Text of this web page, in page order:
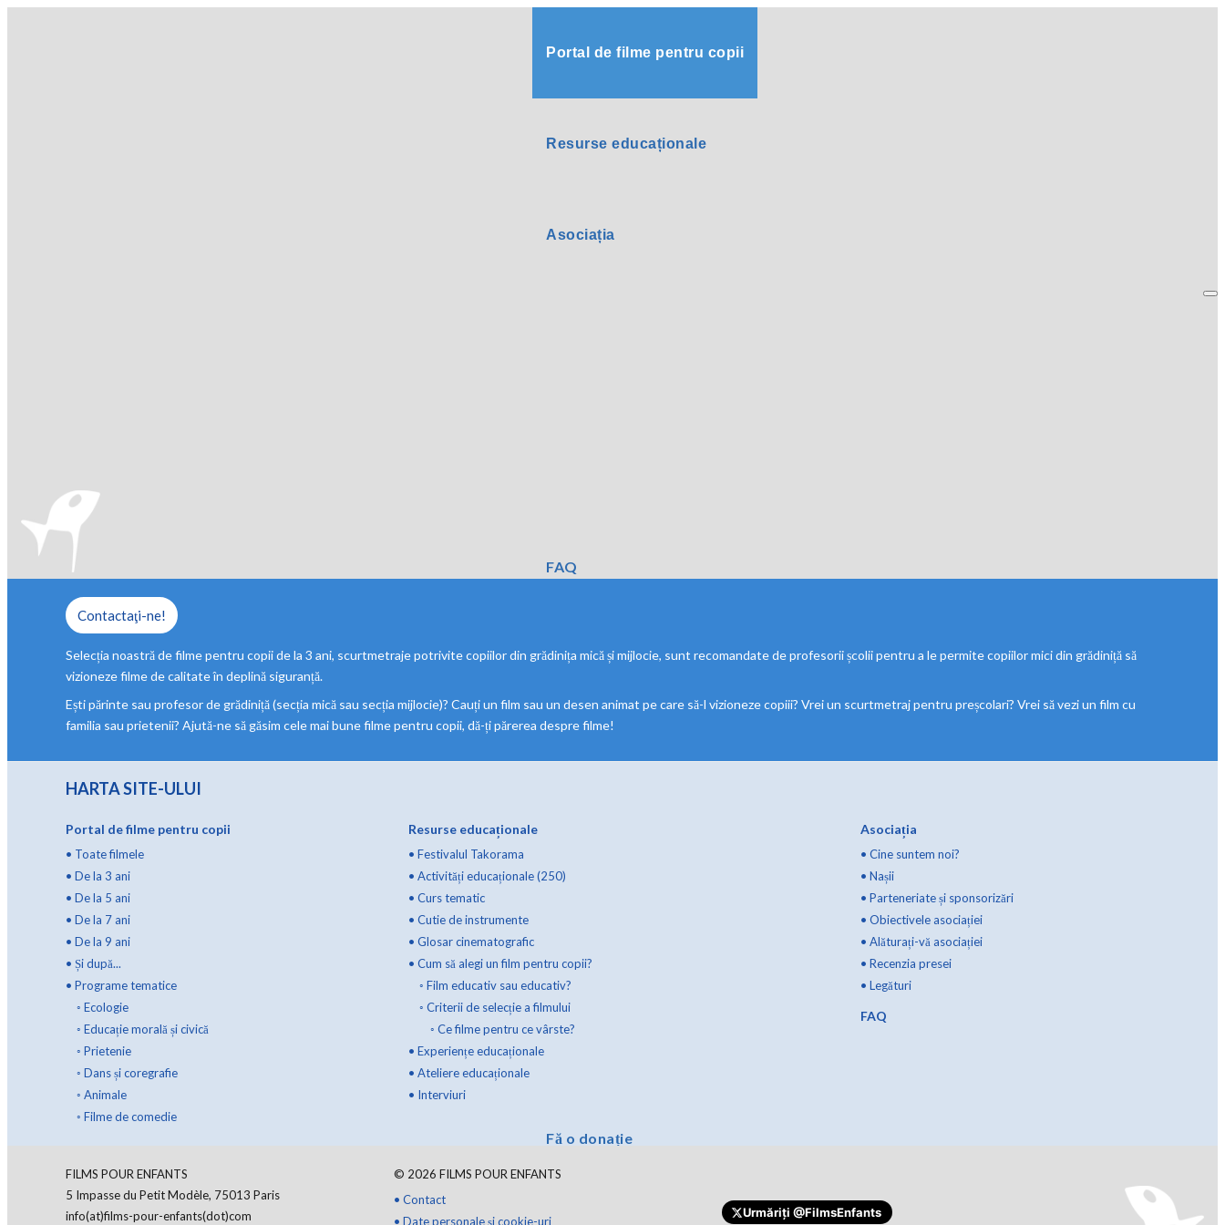
Portal de filme pentru copii
Resurse educaționale
Asociația
FAQ
Fă o donație
Contactaţi-ne!
Selecția noastră de filme pentru copii de la 3 ani, scurtmetraje potrivite copiilor din grădinița mică și mijlocie, sunt recomandate de profesorii școlii pentru a le permite copiilor mici din grădiniță să
vizioneze filme de calitate în deplină siguranță.
Ești părinte sau profesor de grădiniță (secția mică sau secția mijlocie)? Cauți un film sau un desen animat pe care să-l vizioneze copiii? Vrei un scurtmetraj pentru preșcolari? Vrei să vezi un film cu
familia sau prietenii? Ajută-ne să găsim cele mai bune filme pentru copii, dă-ți părerea despre filme!
HARTA SITE-ULUI
Portal de filme pentru copii
• Toate filmele
• De la 3 ani
• De la 5 ani
• De la 7 ani
• De la 9 ani
• Și după...
• Programe tematice
◦ Ecologie
◦ Educație morală și civică
◦ Prietenie
◦ Dans și coregrafie
◦ Animale
◦ Filme de comedie
Resurse educaționale
• Festivalul Takorama
• Activități educaționale (250)
• Curs tematic
• Cutie de instrumente
• Glosar cinematografic
• Cum să alegi un film pentru copii?
◦ Film educativ sau educativ?
◦ Criterii de selecție a filmului
◦ Ce filme pentru ce vârste?
• Experiențe educaționale
• Ateliere educaționale
• Interviuri
Asociația
• Cine suntem noi?
• Nașii
• Parteneriate și sponsorizări
• Obiectivele asociației
• Alăturați-vă asociației
• Recenzia presei
• Legături
FAQ
FILMS POUR ENFANTS
5 Impasse du Petit Modèle, 75013 Paris
info(at)films-pour-enfants(dot)com
© 2026 FILMS POUR ENFANTS
• Contact
• Date personale și cookie-uri
Urmăriți @FilmsEnfants